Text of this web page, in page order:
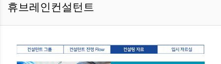
휴브레인컨설턴트